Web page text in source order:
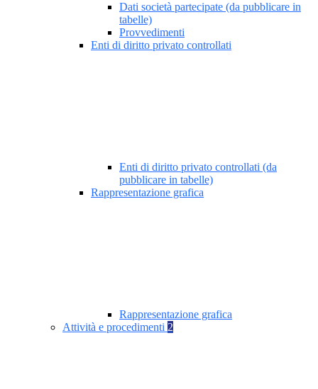
Dati società partecipate (da pubblicare in
tabelle)
Provvedimenti
Enti di diritto privato controllati
Enti di diritto privato controllati (da
pubblicare in tabelle)
Rappresentazione grafica
Rappresentazione grafica
Attività e procedimenti 2